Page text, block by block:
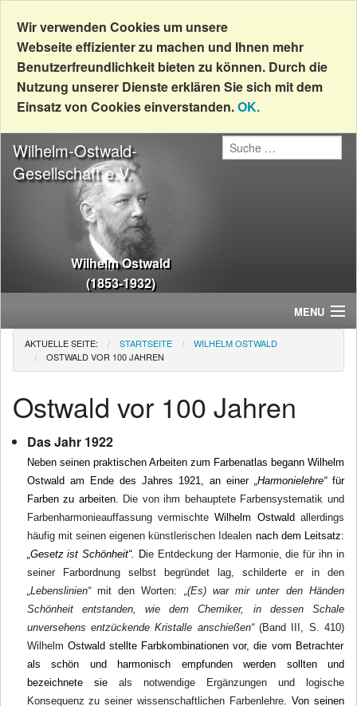
Wir verwenden Cookies um unsere
Webseite effizienter zu machen und Ihnen mehr
Benutzerfreundlichkeit bieten zu können. Durch die
Nutzung unserer Dienste erklären Sie sich mit dem
Einsatz von Cookies einverstanden.OK.
Wilhelm Ostwald
(1853-1932)
Wilhelm-Ostwald-
Gesellschaft e.V.
MENU
Home
Wir über uns
Wilhelm Ostwald
Publikationen
Kontakt
AKTUELLE SEITE: STARTSEITE
WILHELM OSTWALD
OSTWALD VOR 100 JAHREN
Ostwald vor 100 Jahren
Das Jahr 1922
Neben seinen praktischen Arbeiten zum Farbenatlas begann Wilhelm
Ostwald am Ende des Jahres 1921, an einer „Harmonielehre“für
Farben zu arbeiten. Die von ihm behauptete Farbensystematik und
Farbenharmonieauffassung vermischteWilhelm Ostwald allerdings
häufig mit seinen eigenen künstlerischen Idealen nach dem Leitsatz:
„Gesetz ist Schönheit“. Die Entdeckung der Harmonie, die für ihn in
seiner Farbordnung selbst begründet lag, schilderte er in den
„Lebenslinien“mit den Worten: „(Es) war mir unter den Händen
Schönheit entstanden, wie dem Chemiker, in dessen Schale
unversehens entzückende Kristalle anschießen“(Band III, S. 410)
Wilhelm Ostwald stellte Farbkombinationen vor, die vom Betrachter
als schön und harmonisch empfunden werden sollten und
bezeichnete sie als notwendige Ergänzungen und logische
Konsequenz zu seiner wissenschaftlichen Farbenlehre. Von seinen